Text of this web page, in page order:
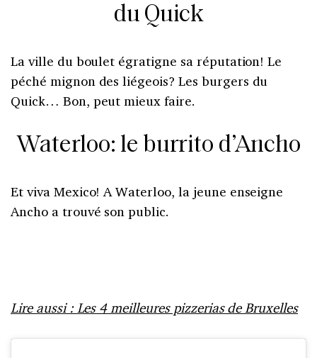
du Quick
La ville du boulet égratigne sa réputation! Le
péché mignon des liégeois? Les burgers du
Quick… Bon, peut mieux faire.
Waterloo: le burrito d’Ancho
Et viva Mexico! A Waterloo, la jeune enseigne
Ancho a trouvé son public.
Lire aussi : Les 4 meilleures pizzerias de Bruxelles